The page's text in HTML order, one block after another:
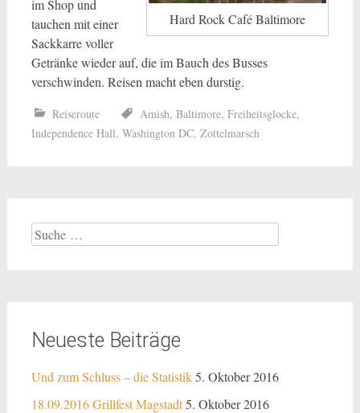
Hard Rock Café Baltimore
im Shop und
tauchen mit einer
Sackkarre voller
Getränke wieder auf, die im Bauch des Busses
verschwinden. Reisen macht eben durstig.
Reiseroute Amish, Baltimore, Freiheitsglocke,
Independence Hall, Washington DC, Zottelmarsch
Suche
nach:
Neueste Beiträge
Und zum Schluss – die Statistik5. Oktober 2016
18.09.2016 Grillfest Magstadt5. Oktober 2016